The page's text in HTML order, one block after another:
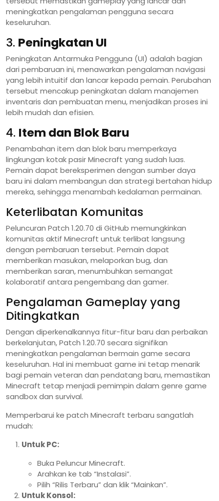
meningkatkan pengalaman pengguna secara
keseluruhan.
3. Peningkatan UI
Peningkatan Antarmuka Pengguna (UI) adalah bagian
dari pembaruan ini, menawarkan pengalaman navigasi
yang lebih intuitif dan lancar kepada pemain. Perubahan
tersebut mencakup peningkatan dalam manajemen
inventaris dan pembuatan menu, menjadikan proses ini
lebih mudah dan efisien.
4. Item dan Blok Baru
Penambahan item dan blok baru memperkaya
lingkungan kotak pasir Minecraft yang sudah luas.
Pemain dapat bereksperimen dengan sumber daya
baru ini dalam membangun dan strategi bertahan hidup
mereka, sehingga menambah kedalaman permainan.
Keterlibatan Komunitas
Peluncuran Patch 1.20.70 di GitHub memungkinkan
komunitas aktif Minecraft untuk terlibat langsung
dengan pembaruan tersebut. Pemain dapat
memberikan masukan, melaporkan bug, dan
memberikan saran, menumbuhkan semangat
kolaboratif antara pengembang dan gamer.
Pengalaman Gameplay yang
Ditingkatkan
Dengan diperkenalkannya fitur-fitur baru dan perbaikan
berkelanjutan, Patch 1.20.70 secara signifikan
meningkatkan pengalaman bermain game secara
keseluruhan. Hal ini membuat game ini tetap menarik
bagi pemain veteran dan pendatang baru, memastikan
Minecraft tetap menjadi pemimpin dalam genre game
sandbox dan survival.
Memperbarui ke patch Minecraft terbaru sangatlah
mudah:
Untuk PC:
Buka Peluncur Minecraft.
Arahkan ke tab “Instalasi”.
Pilih “Rilis Terbaru” dan klik “Mainkan”.
Untuk Konsol: